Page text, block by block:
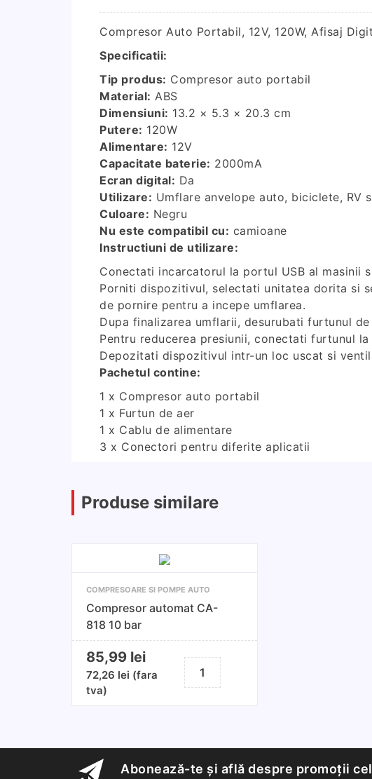
Compresor Auto Portabil, 12V, 120W, Afisaj
Specificatii:
Tip produs: Compresor auto portabil
Material: ABS
Dimensiuni: 13.2 × 5.3 × 20.3 cm
Putere: 120W
Alimentare: 12V
Capacitate baterie: 2000mA
Ecran digital: Da
Utilizare: Umflare anvelope auto, biciclete, RV
Culoare: Negru
Nu este compatibil cu: camioane
Instructiuni de utilizare:
Conectati incarcatorul la portul USB al masinii
Porniti dispozitivul, selectati unitatea dorita si
de pornire pentru a incepe umflarea.
Dupa finalizarea umflarii, desurubati furtunul
Pentru reducerea presiunii, conectati furtunul
Depozitati dispozitivul intr-un loc uscat si
Pachetul contine:
1 x Compresor auto portabil
1 x Furtun de aer
1 x Cablu de alimentare
3 x Conectori pentru diferite aplicatii
Produse similare
COMPRESOARE SI POMPE AUTO
Compresor automat CA-
818 10 bar
85,99 lei
72,26 lei (fara
tva)
Cantitate
Compresor
10
bar
Abonează-te și află despre promoții